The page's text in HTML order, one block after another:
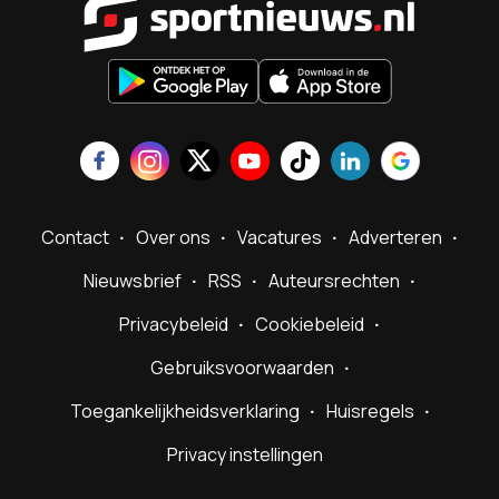
Contact Over ons Vacatures
Adverteren
Nieuwsbrief
RSS
Auteursrechten
Privacybeleid
Cookiebeleid
Gebruiksvoorwaarden
Toegankelijkheidsverklaring
Huisregels
Privacy instellingen